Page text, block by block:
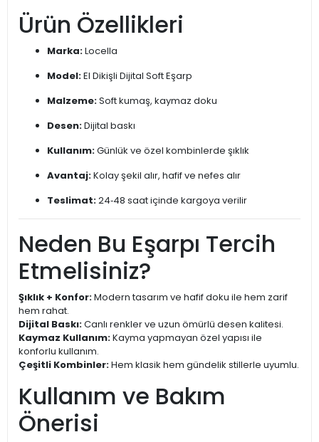
Ürün Özellikleri
Marka:Locella
Model:El Dikişli Dijital Soft Eşarp
Malzeme:Soft kumaş, kaymaz doku
Desen:Dijital baskı
Kullanım:Günlük ve özel kombinlerde şıklık
Avantaj:Kolay şekil alır, hafif ve nefes alır
Teslimat:24‑48 saat içinde kargoya verilir
Neden Bu Eşarpı Tercih
Etmelisiniz?
Şıklık + Konfor:Modern tasarım ve hafif doku ile hem zarif
hem rahat.
Dijital Baskı:Canlı renkler ve uzun ömürlü desen kalitesi.
Kaymaz Kullanım:Kayma yapmayan özel yapısı ile
konforlu kullanım.
Çeşitli Kombinler:Hem klasik hem gündelik stillerle uyumlu.
Kullanım ve Bakım
Önerisi